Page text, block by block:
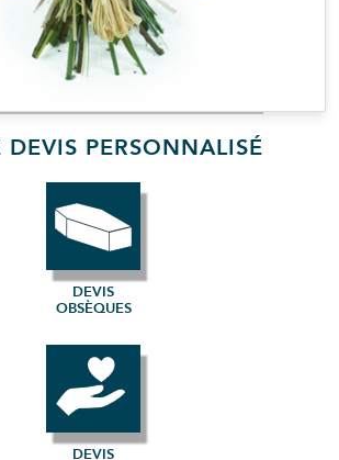
DEVIS PERSONNALISÉ
DEVIS
OBSÈQUES
DEVIS